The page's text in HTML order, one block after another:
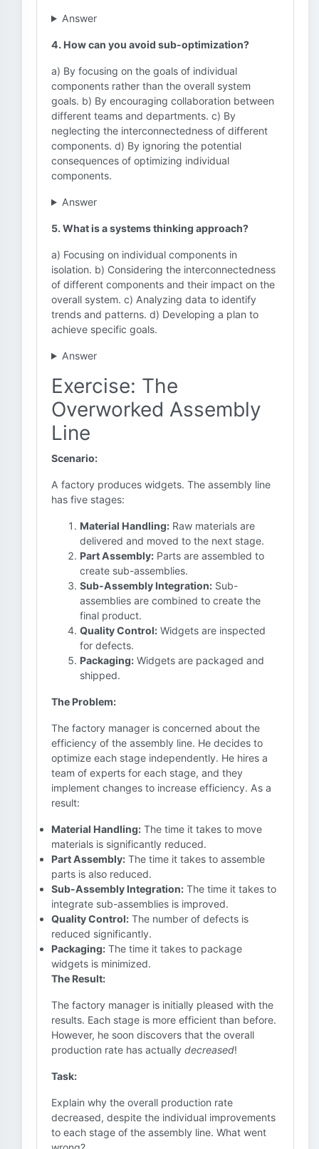
Answer
4. How can you avoid sub-optimization?
a) By focusing on the goals of individual
components rather than the overall system
goals. b) By encouraging collaboration between
different teams and departments. c) By
neglecting the interconnectedness of different
components. d) By ignoring the potential
consequences of optimizing individual
components.
Answer
5. What is a systems thinking approach?
a) Focusing on individual components in
isolation. b) Considering the interconnectedness
of different components and their impact on the
overall system. c) Analyzing data to identify
trends and patterns. d) Developing a plan to
achieve specific goals.
Answer
Exercise: The
Overworked Assembly
Line
Scenario:
A factory produces widgets. The assembly line
has five stages:
Material Handling: Raw materials are
delivered and moved to the next stage.
Part Assembly: Parts are assembled to
create sub-assemblies.
Sub-Assembly Integration: Sub-
assemblies are combined to create the
final product.
Quality Control: Widgets are inspected
for defects.
Packaging: Widgets are packaged and
shipped.
The Problem:
The factory manager is concerned about the
efficiency of the assembly line. He decides to
optimize each stage independently. He hires a
team of experts for each stage, and they
implement changes to increase efficiency. As a
result:
Material Handling: The time it takes to move
materials is significantly reduced.
Part Assembly: The time it takes to assemble
parts is also reduced.
Sub-Assembly Integration: The time it takes to
integrate sub-assemblies is improved.
Quality Control: The number of defects is
reduced significantly.
Packaging: The time it takes to package
widgets is minimized.
The Result:
The factory manager is initially pleased with the
results. Each stage is more efficient than before.
However, he soon discovers that the overall
production rate has actually decreased!
Task:
Explain why the overall production rate
decreased, despite the individual improvements
to each stage of the assembly line. What went